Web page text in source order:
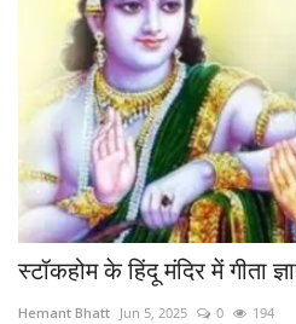
स्टॉकहोम के हिंदू मंदिर में गीता
Hemant Bhatt Jun 5, 2025 0 194